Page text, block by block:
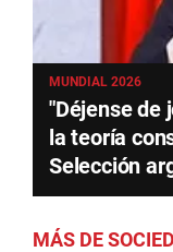
MUNDIAL 2026
"Déjense de
la teoría
Selección
MÁS DE